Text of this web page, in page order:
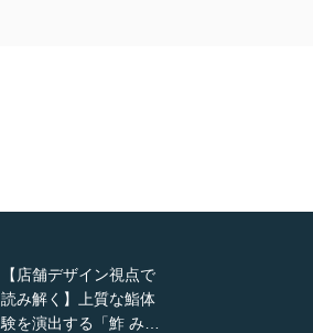
【店舗デザイン視点で
読み解く】上質な鮨体
験を演出する「鮓 み…